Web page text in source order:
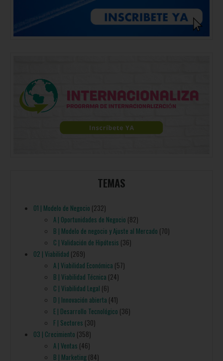
A | Oportunidades de Negocio
B | Modelo de negocio y Ajuste al Mercado
C | Validación de Hipótesis(36)
02 | Viabilidad(269)
A | Viabilidad Económica
B | Viabilidad Técnica(24)
C | Viabilidad Legal(6)
D | Innovación abierta(41)
E | Desarrollo Tecnológico
F | Sectores(30)
03 | Crecimiento(358)
A | Ventas(46)
B | Marketing(84)
C | Growth – Escalabilidad